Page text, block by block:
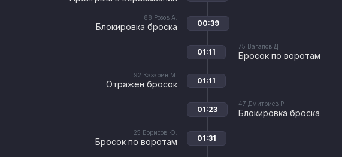
88 Розов А.
Блокировка броска 00:39
75 Вагапов Д.
Бросок по воротам
01:11
92 Казарин М.
Отражен бросок 01:11
47 Дмитриев Р.
Блокировка броска
01:23
25 Борисов Ю.
Бросок по воротам 01:31